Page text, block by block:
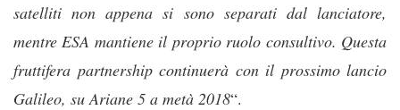
satelliti non appena si sono separati dal lanciatore,
mentre ESA mantiene il proprio ruolo consultivo. Questa
fruttifera partnership continuerà con il prossimo lancio
Galileo, su Ariane 5 a metà 2018“.